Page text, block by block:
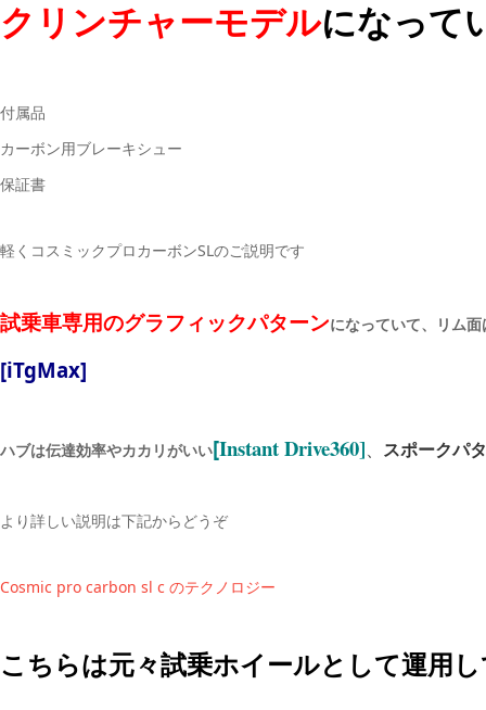
クリンチャーモデルになって
付属品
カーボン用ブレーキシュー
保証書
軽くコスミックプロカーボンSLのご説明です
試乗車専用のグラフィックパターンになっていて、リム
[iTgMax]
ハブは伝達効率やカカリがいい[Instant Drive360] スポークパ
より詳しい説明は下記からどうぞ
Cosmic pro carbon sl c のテクノロジー
こちらは元々試乗ホイールとして運用